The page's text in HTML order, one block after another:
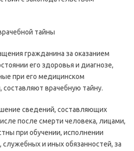
тайны
гражданина за оказанием
его здоровья и диагнозе,
при его медицинском
врачебную тайну.
сведений, составляющих
после смерти человека, лицами,
при обучении, исполнении
и иных обязанностей, за